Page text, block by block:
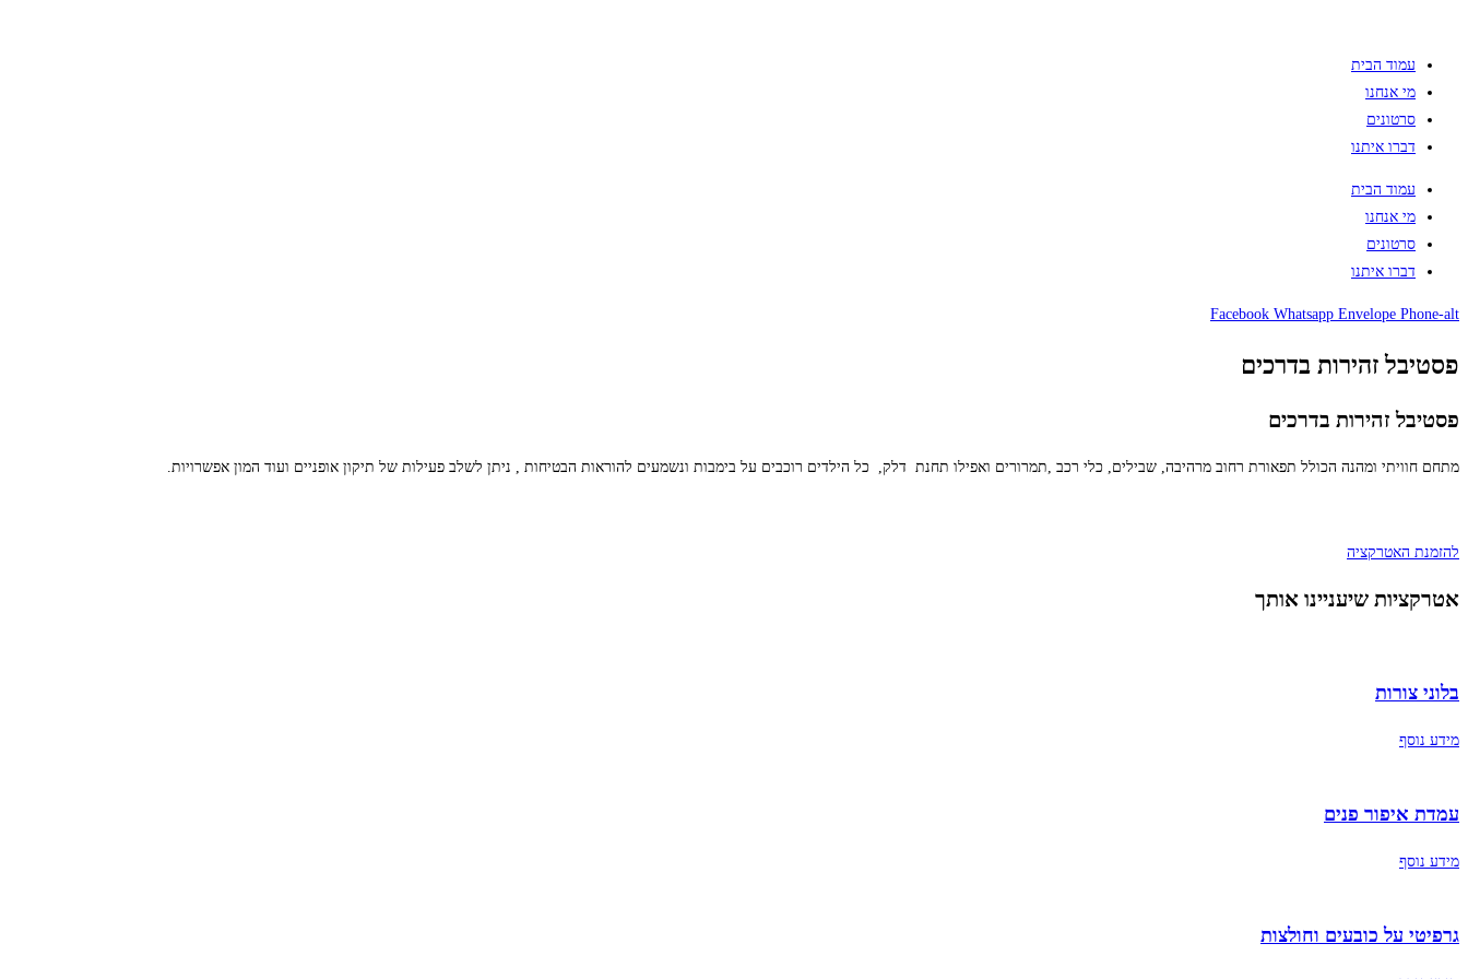
עמוד הבית
מי אנחנו
סרטונים
דברו איתנו
עמוד הבית
מי אנחנו
סרטונים
דברו איתנו
Facebook Whatsapp Envelope Phone-alt
פסטיבל זהירות בדרכים
פסטיבל זהירות בדרכים
מתחם חוויתי ומהנה הכולל תפאורת רחוב מרהיבה, שבילים, כלי רכב ,תמרורים ואפילו תחנת דלק, כל הילדים רוכבים על בימבות ונשמעים להוראות הבטיחות , ניתן לשלב פעילות של תיקון אופניים ועוד המון אפשרויות.
להזמנת האטרקציה
אטרקציות שיעניינו אותך
בלוני צורות
מידע נוסף
עמדת איפור פנים
מידע נוסף
גרפיטי על כובעים וחולצות